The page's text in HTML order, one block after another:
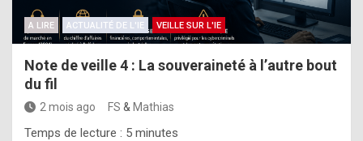
A LIRE ACTUALITÉ DE L'IE VEILLE SUR L'IE
Note de veille 4 : La souveraineté à l’autre bout
du fil
2 mois ago FS & Mathias
Temps de lecture : 5 minutes